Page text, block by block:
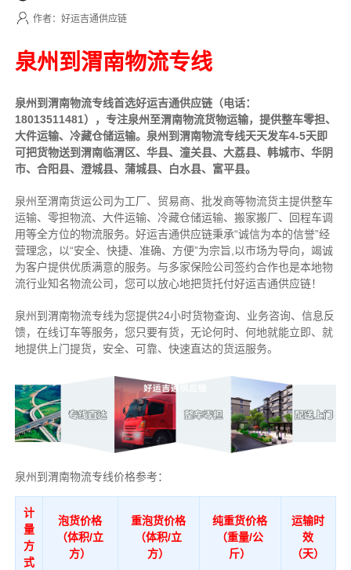
作者：好运吉通供应链
泉州到渭南物流专线
泉州到渭南物流专线首选好运吉通供应链（电话：
18013511481），专注泉州至渭南物流货物运输，提供整车零担、
大件运输、冷藏仓储运输。泉州到渭南物流专线天天发车4-5天即
可把货物送到渭南临渭区、华县、潼关县、大荔县、韩城市、华阴
市、合阳县、澄城县、蒲城县、白水县、富平县。
泉州至渭南货运公司为工厂、贸易商、批发商等物流货主提供整车
运输、零担物流、大件运输、冷藏仓储运输、搬家搬厂、回程车调
用等全方位的物流服务。好运吉通供应链秉承“诚信为本的信誉”经
营理念，以“安全、快捷、准确、方便”为宗旨,以市场为导向，竭诚
为客户提供优质满意的服务。 与多家保险公司签约合作也是本地物
流行业知名物流公司，您可以放心地把货托付好运吉通供应链！
泉州到渭南物流专线为您提供24小时货物查询、业务咨询、信息反
馈，在线订车等服务，您只要有货，无论何时、何地就能立即、就
地提供上门提货，安全、可靠、快速直达的货运服务。
泉州到渭南物流专线价格参考：
计
量
方
式
泡货价格
（体积/立
方）
重泡货价格
（体积/立
方）
纯重货价格
（重量/公
斤）
运输时
效
（天）